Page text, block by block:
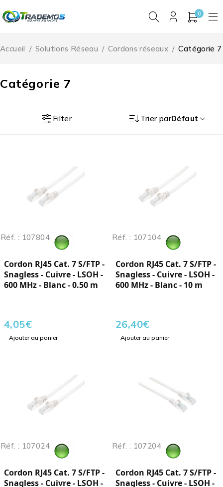
0
Catégorie 7
Accueil / Solutions Réseau / Cordons réseaux / Catégorie 7
Filter Trier parDéfaut
Réf. : 107804
Cordon RJ45 Cat. 7 S/FTP -
Snagless - Cuivre - LSOH -
600 MHz - Blanc - 0.50 m
4,05€
Ajouter au panier
Réf. : 107104
Cordon RJ45 Cat. 7 S/FTP -
Snagless - Cuivre - LSOH -
600 MHz - Blanc - 10 m
26,40€
Ajouter au panier
Réf. : 107024
Cordon RJ45 Cat. 7 S/FTP -
Snagless - Cuivre - LSOH -
Réf. : 107204
Cordon RJ45 Cat. 7 S/FTP -
Snagless - Cuivre - LSOH -